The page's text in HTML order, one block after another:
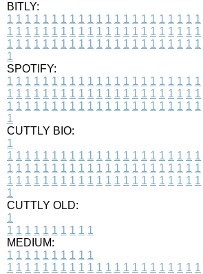
BITLY:
1 1 1 1 1 1 1 1 1 1 1 1 1 1 1 1 1 1 1 1 1 1
1 1 1 1 1 1 1 1 1 1 1 1 1 1 1 1 1 1 1 1 1 1
1 1 1 1 1 1 1 1 1 1 1 1 1 1 1 1 1 1 1 1 1 1
1
SPOTIFY:
1 1 1 1 1 1 1 1 1 1 1 1 1 1 1 1 1 1 1 1 1 1
1 1 1 1 1 1 1 1 1 1 1 1 1 1 1 1 1 1 1 1 1 1
1 1 1 1 1 1 1 1 1 1 1 1 1 1 1 1 1 1 1 1 1 1
1
CUTTLY BIO:
1
1 1 1 1 1 1 1 1 1 1 1 1 1 1 1 1 1 1 1 1 1 1
1 1 1 1 1 1 1 1 1 1 1 1 1 1 1 1 1 1 1 1 1 1
1 1 1 1 1 1 1 1 1 1 1 1 1 1 1 1 1 1 1 1 1 1
1
CUTTLY OLD:
1
1 1 1 1 1 1 1 1 1 1
MEDIUM:
1 1 1 1 1 1 1 1 1 1
1 1 1 1 1 1 1 1 1 1 1 1 1 1 1 1 1 1 1 1 1 1